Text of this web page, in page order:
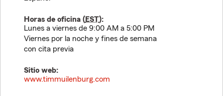
Horas de oficina (EST):
Lunes a viernes de 9:00 AM a 5:00 PM
Viernes por la noche y fines de semana
con cita previa
Sitio web:
www.timmuilenburg.com